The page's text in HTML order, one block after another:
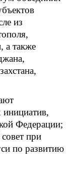
из
а также
Федерации;
при
по развитию